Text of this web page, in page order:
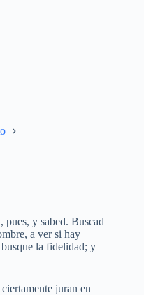
pues, y sabed. Buscad
a ver si hay
la fidelidad; y
juran en